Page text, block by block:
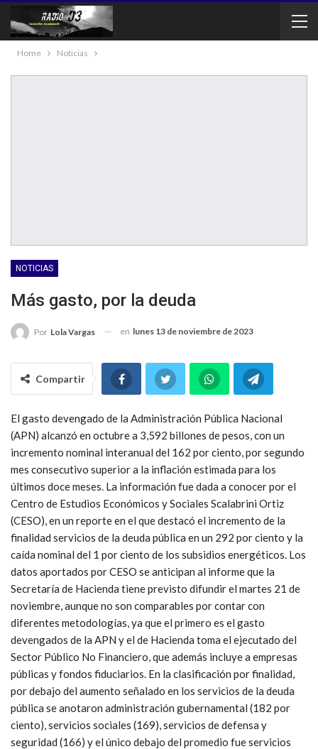
Home Noticias
NOTICIAS
Más gasto, por la deuda
Por Lola Vargas en lunes 13 de noviembre de 2023
Compartir
El gasto devengado de la Administración Pública Nacional
(APN) alcanzó en octubre a 3,592 billones de pesos, con un
incremento nominal interanual del 162 por ciento, por segundo
mes consecutivo superior a la inflación estimada para los
últimos doce meses. La información fue dada a conocer por el
Centro de Estudios Económicos y Sociales Scalabrini Ortiz
(CESO), en un reporte en el que destacó el incremento de la
finalidad servicios de la deuda pública en un 292 por ciento y la
caída nominal del 1 por ciento de los subsidios energéticos. Los
datos aportados por CESO se anticipan al informe que la
Secretaría de Hacienda tiene previsto difundir el martes 21 de
noviembre, aunque no son comparables por contar con
diferentes metodologías, ya que el primero es el gasto
devengados de la APN y el de Hacienda toma el ejecutado del
Sector Público No Financiero, que además incluye a empresas
públicas y fondos fiduciarios. En la clasificación por finalidad,
por debajo del aumento señalado en los servicios de la deuda
pública se anotaron administración gubernamental (182 por
ciento), servicios sociales (169), servicios de defensa y
seguridad (166) y el único debajo del promedio fue servicios